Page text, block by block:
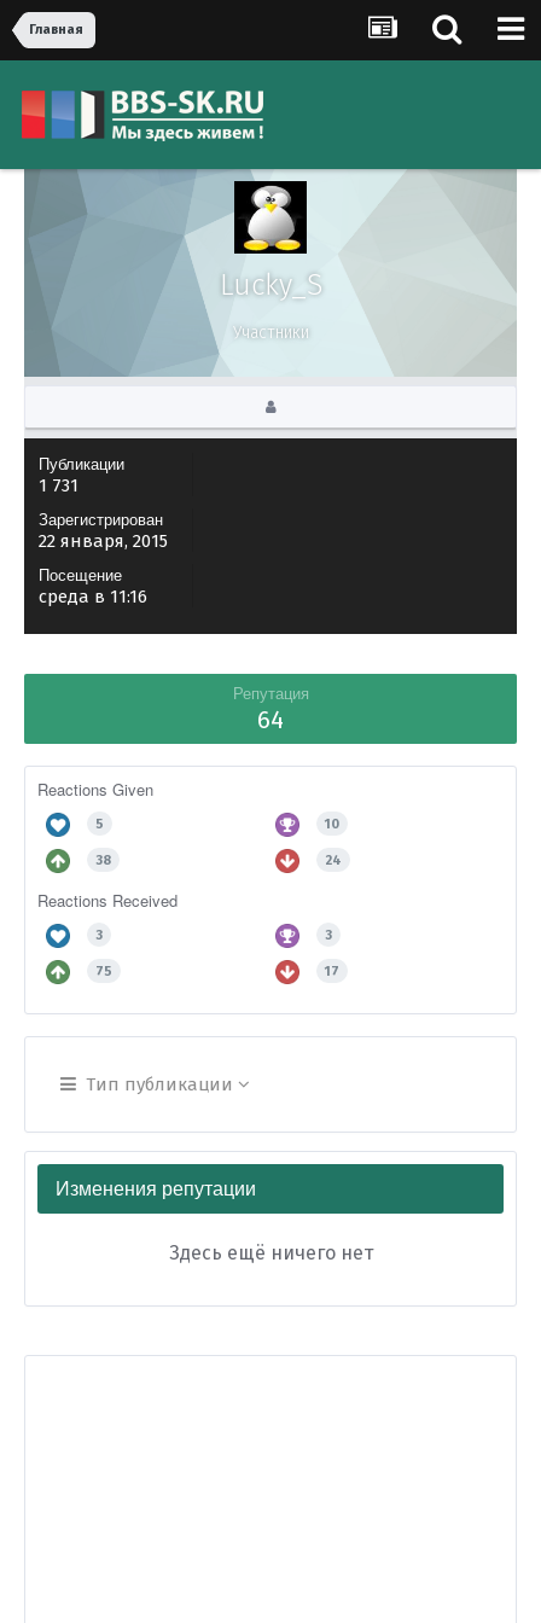
Главная
Lucky_S
Участники
Публикации
1 731
Зарегистрирован
22 января, 2015
Посещение
среда в 11:16
Репутация
64
Reactions Given
5 10
38 24
Reactions Received
3 3
75 17
Тип публикации
Изменения репутации
Здесь ещё ничего нет